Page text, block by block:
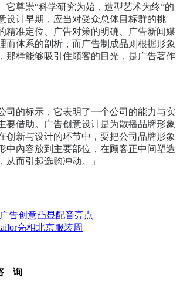
它尊崇“科学研究为始，造型艺术为终”的
设计早期，应当对受众总体目标群的挑
精准定位、广告对策的明确、广告新闻媒
而体系的剖析，而广告制成品则根据形象
那样能够吸引住顾客的目光，是广告著作
司的标示，它表明了一个公司的能力与实
要借助。广告创意设计是为散播品牌形象
创新与设计的环节中，要把公司品牌形象
中內容放到主要部位，在顾客正中间塑造
从而引起选购冲动。」
告创意凸显配音亮点
亮相北京服装周
询